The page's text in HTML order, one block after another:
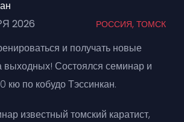
2026 РОССИЯ, ТОМСК
и получать новые
выходных! Состоялся семинар и
кю по кобудо Тэссинкан.
известный томский каратист,